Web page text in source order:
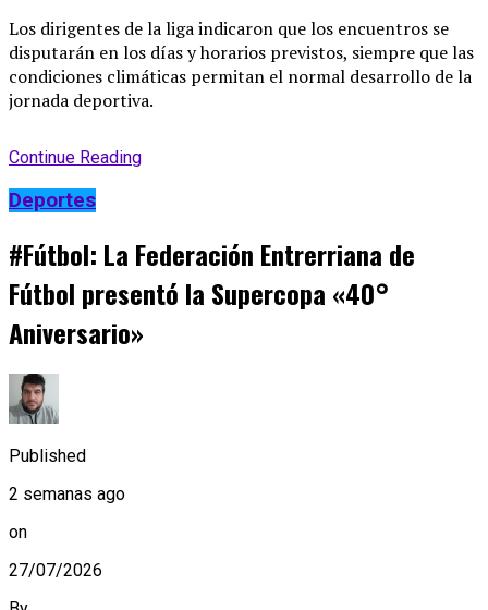
Los dirigentes de la liga indicaron que los encuentros se
disputarán en los días y horarios previstos, siempre que las
condiciones climáticas permitan el normal desarrollo de la
jornada deportiva.
Continue Reading
Deportes
#Fútbol: La Federación Entrerriana de
Fútbol presentó la Supercopa «40°
Aniversario»
Published
2 semanas ago
on
27/07/2026